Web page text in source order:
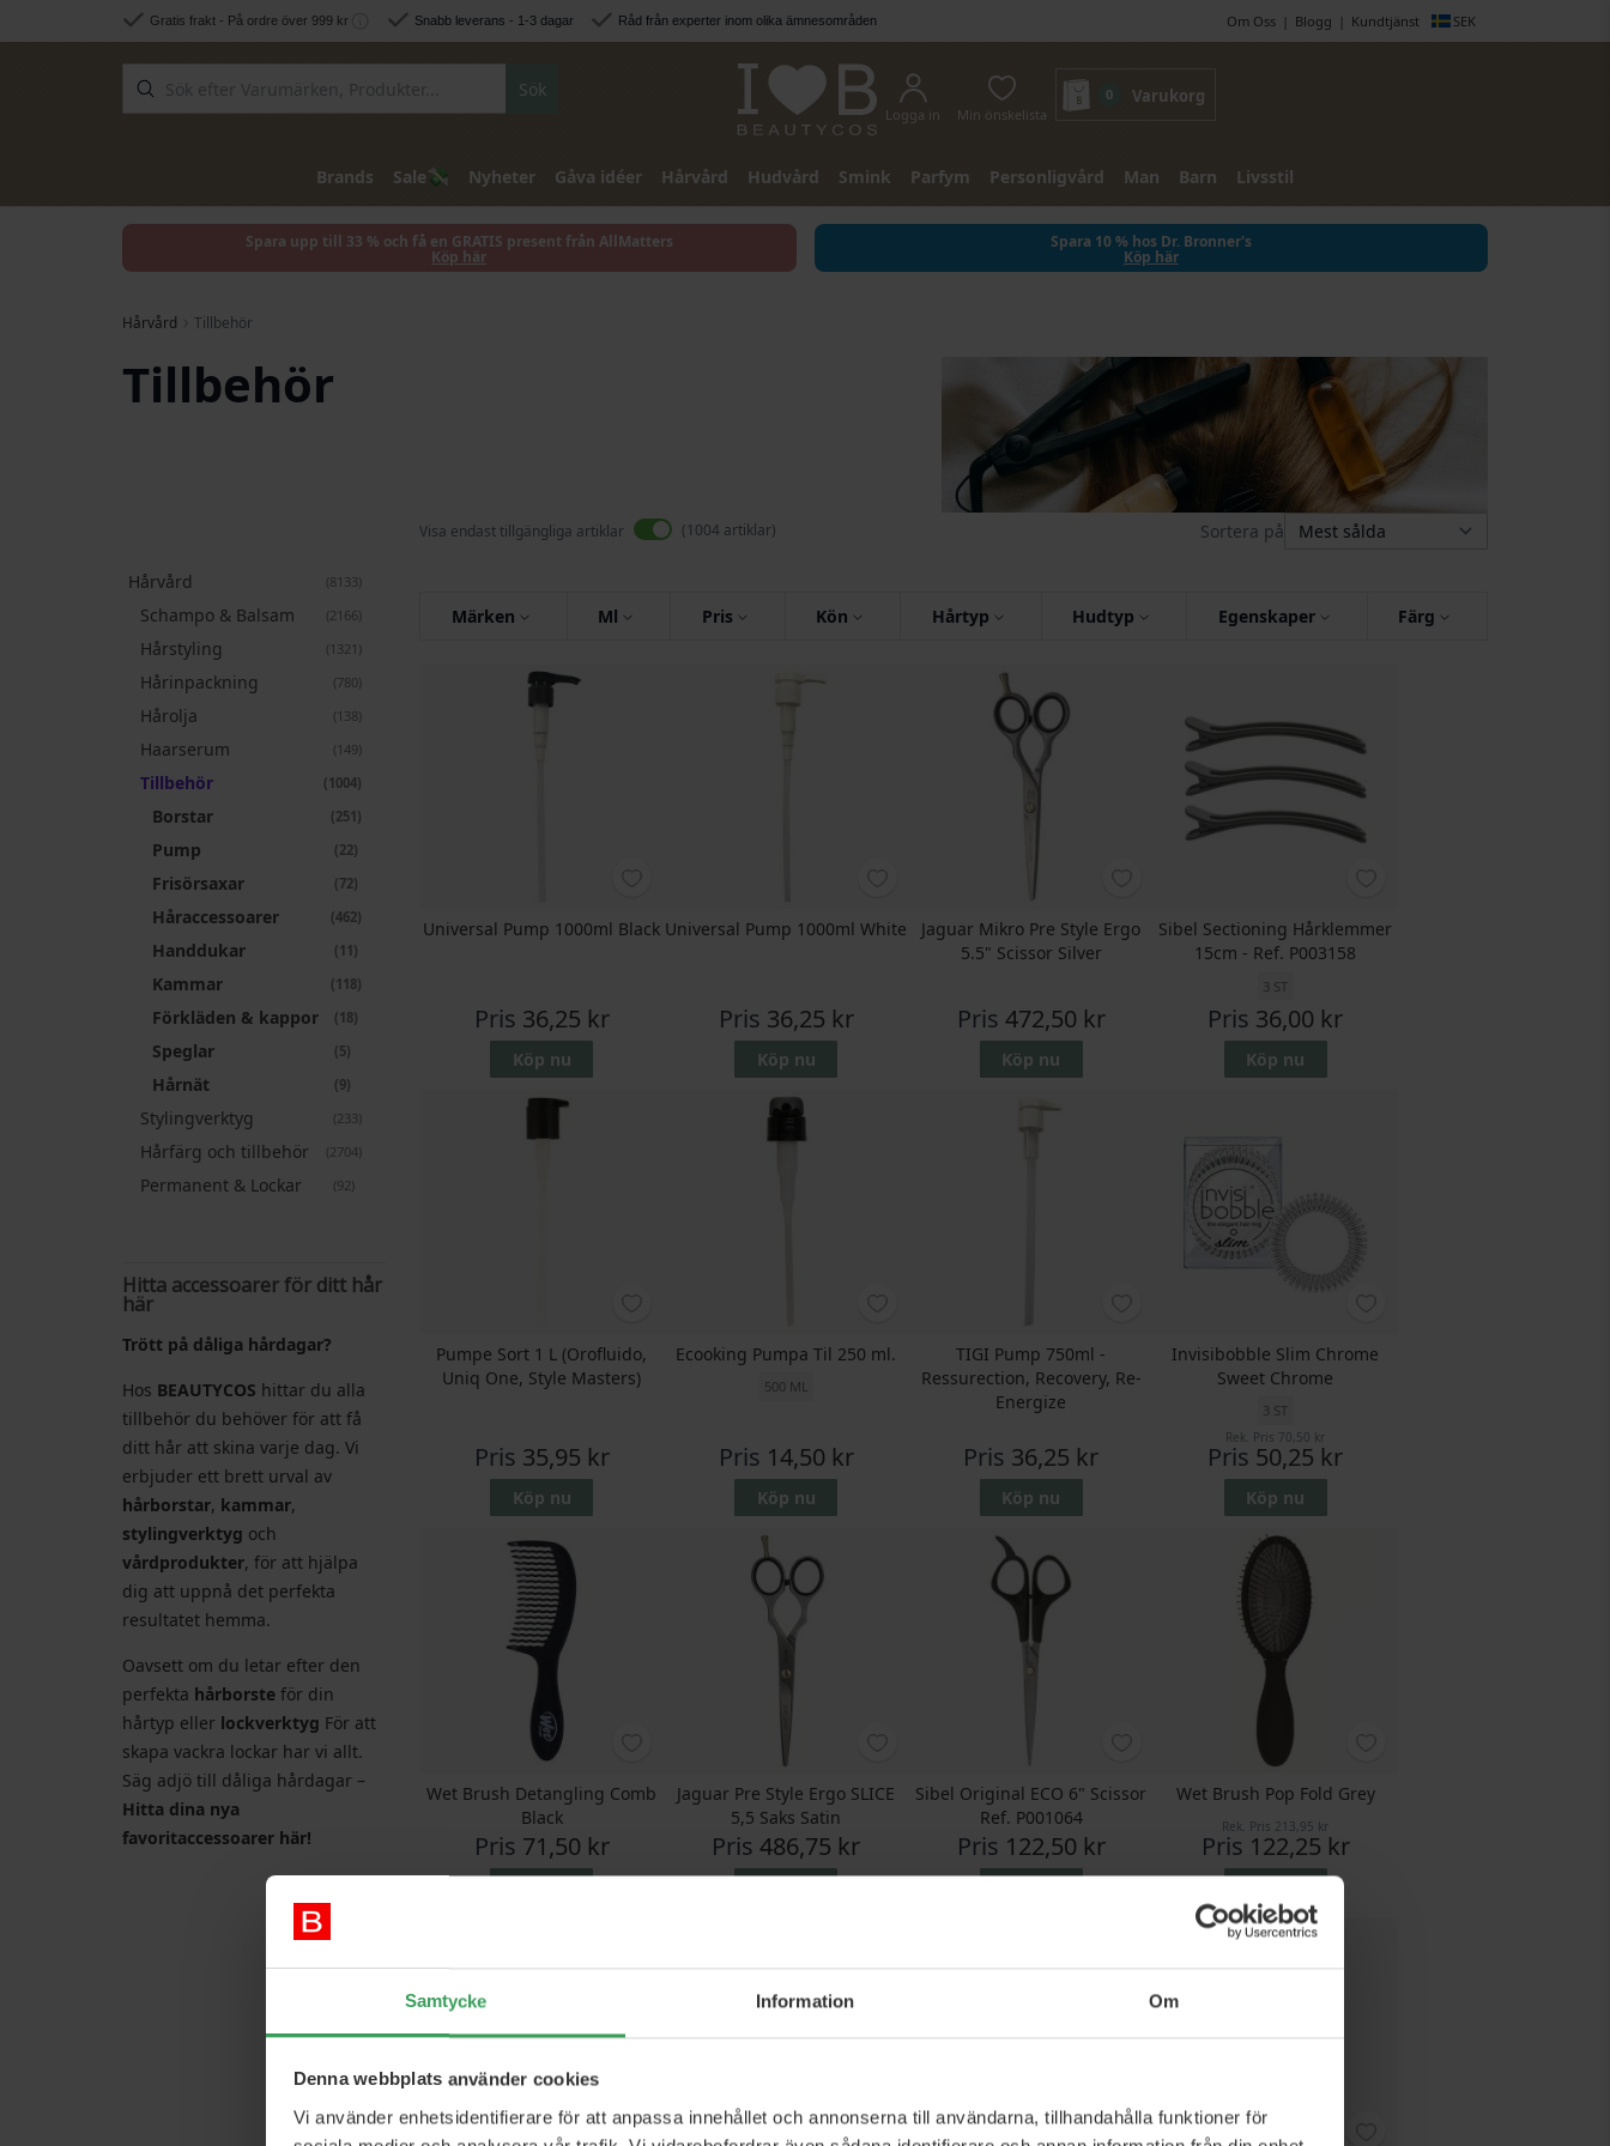
Samtycke Information Om
Denna webbplats använder cookies
Vi använder enhetsidentifierare för att anpassa innehållet och annonserna till användarna, tillhandahålla funktioner för
Hoppa till innehålletGratis frakt - På ordre över 999 kr Snabb leverans - 1-3 dagar Råd från experter inom olika ämnesområden SEK
Om Oss Blogg Kundtjänst
Sök
Logga in Min önskelista
0 Varukorg
Brands Sale💸 Nyheter Gåva idéer Hårvård Hudvård Smink Parfym Personligvård Man Barn Livsstil
Spara upp till 33 % och få en GRATIS present från AllMatters
Köp här
Spara 10 % hos Dr. Bronner's
Köp här
Hårvård Tillbehör
Tillbehör
Hårvård 8133artiklar
Schampo & Balsam 2166artiklar
Hårstyling 1321 artiklar
Hårinpackning 780artiklar
Hårolja 138artiklar
Haarserum 149artiklar
Tillbehör 1004artiklar
Borstar 251 artiklar
Pump 22artiklar
Frisörsaxar 72artiklar
Håraccessoarer 462artiklar
Handdukar 11 artiklar
Kammar 118artiklar
Förkläden & kappor 18artiklar
Speglar 5artiklar
Hårnät 9artiklar
Stylingverktyg 233artiklar
Hårfärg och tillbehör 2704artiklar
Permanent & Lockar 92artiklar
Visa endast tillgängliga artiklar 1004 artiklar Sortera på
Märken Ml Pris Kön Hårtyp Hudtyp Egenskaper Färg
Universal Pump 1000ml Black
Pris 36,25 kr
Köp nu
Universal Pump 1000ml White
Pris 36,25 kr
Köp nu
Jaguar Mikro Pre Style Ergo
5.5" Scissor Silver
Pris 472,50 kr
Köp nu
Sibel Sectioning Hårklemmer
15cm - Ref. P003158
3 ST
Pris 36,00 kr
Köp nu
Pumpe Sort 1 L (Orofluido,
Uniq One, Style Masters)
Pris 35,95 kr
Köp nu
Ecooking Pumpa Til 250 ml.
500 ML
Pris 14,50 kr
Köp nu
TIGI Pump 750ml -
Ressurection, Recovery, Re-
Energize
Pris 36,25 kr
Köp nu
Invisibobble Slim Chrome
Sweet Chrome
3 ST
Rek. Pris 70,50 kr
Pris 50,25 kr
Köp nu
Wet Brush Detangling Comb
Black
Pris 71,50 kr
Jaguar Pre Style Ergo SLICE
5,5 Saks Satin
Pris 486,75 kr
Sibel Original ECO 6" Scissor
Ref. P001064
Pris 122,50 kr
Wet Brush Pop Fold Grey
Rek. Pris 213,95 kr
Pris 122,25 kr
Hitta accessoarer för ditt hår
här
Trött på dåliga hårdagar?
Hos BEAUTYCOS hittar du alla
tillbehör du behöver för att få
ditt hår att skina varje dag. Vi
erbjuder ett brett urval av
hårborstar, kammar,
stylingverktyg och
vårdprodukter, för att hjälpa
dig att uppnå det perfekta
resultatet hemma.
Oavsett om du letar efter den
perfekta hårborste för din
hårtyp eller lockverktyg För att
skapa vackra lockar har vi allt.
Säg adjö till dåliga hårdagar –
Hitta dina nya
favoritaccessoarer här!